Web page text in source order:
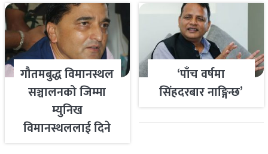
गौतमबुद्ध विमानस्थल
सञ्चालनको जिम्मा
म्युनिख
विमानस्थललाई दिने
‘पाँच वर्षमा
सिंहदरबार नाङ्गिन्छ’